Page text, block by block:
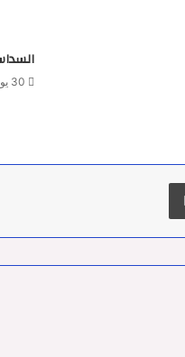
30 يونيو 2024
طباعة